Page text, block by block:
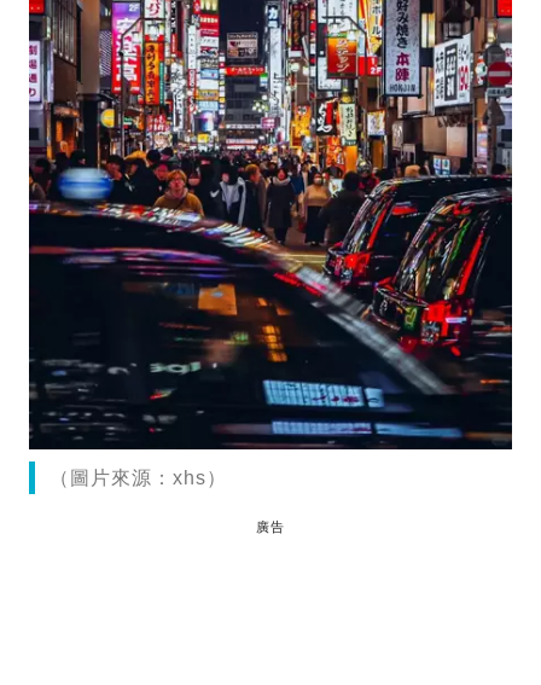
（圖片來源：xhs）
廣告